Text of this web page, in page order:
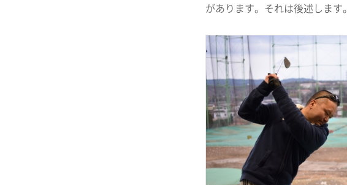
があります。それは後述します。